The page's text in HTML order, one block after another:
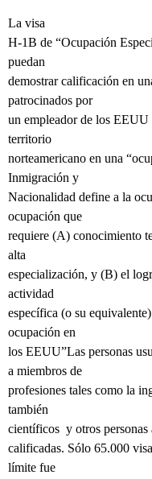
La visa
H-1B de “Ocupación
puedan
demostrar calificación en
patrocinados por
un empleador de los EEUU
territorio
norteamericano en una
Inmigración y
Nacionalidad define a la
ocupación que
requiere (A) conocimiento
alta
especialización, y (B) el
actividad
específica (o su
ocupación en
los EEUU”Las personas
a miembros de
profesiones tales como la
también
científicos y otros personas
calificadas. Sólo 65.000
límite fue